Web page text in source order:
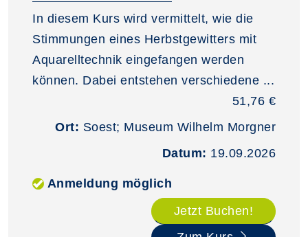
In diesem Kurs wird vermittelt, wie die
Stimmungen eines Herbstgewitters mit
Aquarelltechnik eingefangen werden
können. Dabei entstehen verschiedene ...
51,76 €
Ort: Soest; Museum Wilhelm Morgner
Datum: 19.09.2026
Anmeldung möglich
Jetzt Buchen!